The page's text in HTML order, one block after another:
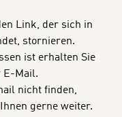
Link, der sich in
stornieren.
ist erhalten Sie
E-Mail.
nicht finden,
gerne weiter.